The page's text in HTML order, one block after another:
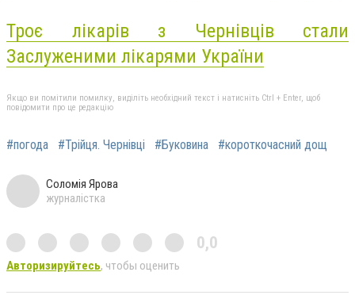
Троє лікарів з Чернівців стали
Заслуженими лікарями України
Якщо ви помітили помилку, виділіть необхідний текст і натисніть Ctrl + Enter, щоб
повідомити про це редакцію
#погода #Трійця. Чернівці #Буковина #короткочасний дощ
Соломія Ярова
журналістка
0,0
Авторизируйтесь, чтобы оценить